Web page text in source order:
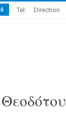
Tel: Direction